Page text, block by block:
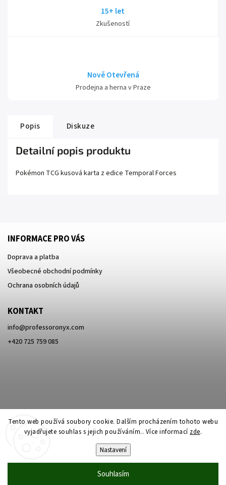
Tento web používá soubory cookie. Dalším procházením tohoto webu
vyjadřujete souhlas s jejich používáním.. Více informací zde.
Nastavení
Souhlasím
15+ let
Zkušeností
Nově Otevřená
Prodejna a herna v Praze
Popis Diskuze
Detailní popis produktu
Pokémon TCG kusová karta z edice Temporal Forces
INFORMACE PRO VÁS
Doprava a platba
Všeobecné obchodní podmínky
Ochrana osobních údajů
KONTAKT
info@professoronyx.com
+420 725 759 085
Professor Onyx. Všechna práva vyhrazena.